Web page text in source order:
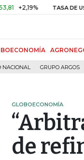
TASA DE USURA
NACIONAL GRUPO ARGOS
GLOBOECONOMÍA
de